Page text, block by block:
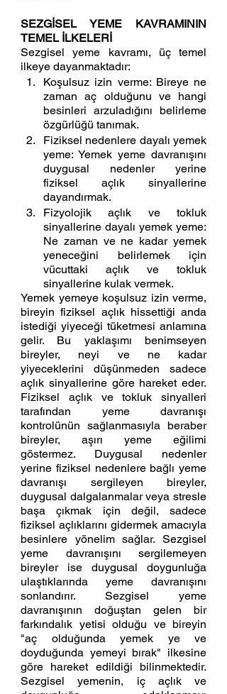
SEZGİSEL YEME KAVRAMININ
TEMEL İLKELERİ
Sezgisel yeme kavramı, üç temel
ilkeye dayanmaktadır:
Koşulsuz izin verme: Bireye ne
zaman aç olduğunu ve hangi
besinleri arzuladığını belirleme
özgürlüğü tanımak.
Fiziksel nedenlere dayalı yemek
yeme: Yemek yeme davranışını
duygusal nedenler yerine
fiziksel açlık sinyallerine
dayandırmak.
Fizyolojik açlık ve tokluk
sinyallerine dayalı yemek yeme:
Ne zaman ve ne kadar yemek
yeneceğini belirlemek için
vücuttaki açlık ve tokluk
sinyallerine kulak vermek.
Yemek yemeye koşulsuz izin verme,
bireyin fiziksel açlık hissettiği anda
istediği yiyeceği tüketmesi anlamına
gelir. Bu yaklaşımı benimseyen
bireyler, neyi ve ne kadar
yiyeceklerini düşünmeden sadece
açlık sinyallerine göre hareket eder.
Fiziksel açlık ve tokluk sinyalleri
tarafından yeme davranışı
kontrolünün sağlanmasıyla beraber
bireyler, aşırı yeme eğilimi
göstermez. Duygusal nedenler
yerine fiziksel nedenlere bağlı yeme
davranışı sergileyen bireyler,
duygusal dalgalanmalar veya stresle
başa çıkmak için değil, sadece
fiziksel açlıklarını gidermek amacıyla
besinlere yönelim sağlar. Sezgisel
yeme davranışını sergilemeyen
bireyler ise duygusal doygunluğa
ulaştıklarında yeme davranışını
sonlandırır. Sezgisel yeme
davranışının doğuştan gelen bir
farkındalık yetisi olduğu ve bireyin
"aç olduğunda yemek ye ve
doyduğunda yemeyi bırak" ilkesine
göre hareket edildiği bilinmektedir.
Sezgisel yemenin, iç açlık ve